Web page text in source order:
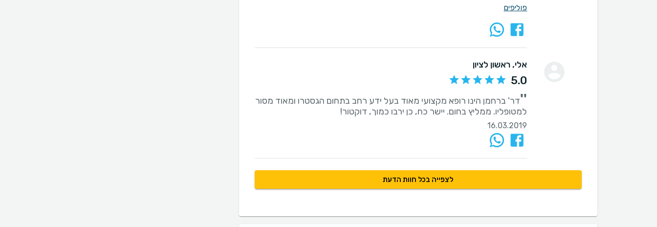
פוליפים
אלי, ראשון לציון
5.0
''דר' ברחמן הינו רופא מקצועי מאוד בעל ידע רחב בתחום הגסטרו ומאוד מסור
למטופליו. ממליץ בחום. יישר כח, כן ירבו כמוך, דוקטור!
16.03.2019
לצפייה בכל חוות הדעת